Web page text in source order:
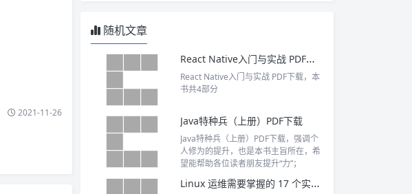
2021-11-26
随机文章
React Native入门与实战 PDF下载
React Native入门与实战 PDF下载，本
书共4部分
Java特种兵（上册）PDF下载
Java特种兵（上册）PDF下载，强调个
人修为的提升，也是本书主旨所在，希
望能帮助各位读者朋友提升“力”；
Linux 运维需要掌握的 17 个实用命令